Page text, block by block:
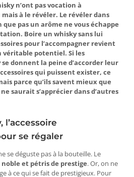
n’ont pas vocation à
à le révéler. Le révéler dans
pas un arôme ne vous échappe
Boire un whisky sans lui
pour l’accompagner revient
véritable potentiel. Si les
donnent la peine d’accorder leur
qui puissent exister, ce
parce qu’ils savent mieux que
saurait s’apprécier dans d’autres
l’accessoire
se régaler
se déguste pas à la bouteille. Le
et pétris de prestige. Or, on ne
à ce qui se fait de prestigieux. Pour